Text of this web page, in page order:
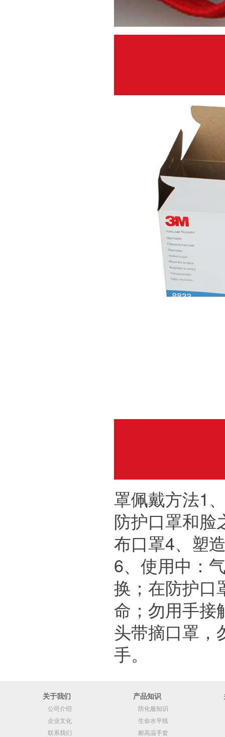
罩佩戴方法1
防护口罩和脸
布口罩4、塑
6、使用中：
换；在防护口
命；勿用手接
头带摘口罩，
手。
关于我们
公司介绍
企业文化
联系我们
产品知识
防化服知识
生命水平线
耐高温手套